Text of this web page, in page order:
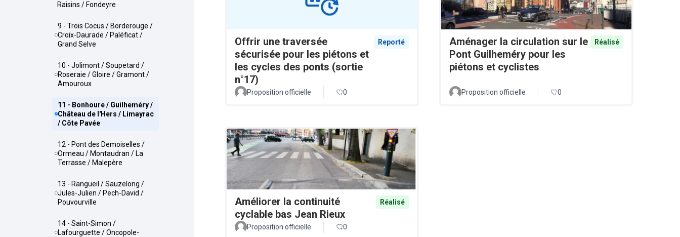
Raisins / Fondeyre
9 - Trois Cocus / Borderouge /
Croix-Daurade / Paléficat /
Grand Selve
10 - Jolimont / Soupetard /
Roseraie / Gloire / Gramont /
Amouroux
11 - Bonhoure / Guilheméry /
Château de l'Hers / Limayrac
/ Côte Pavée
12 - Pont des Demoiselles /
Ormeau / Montaudran / La
Terrasse / Malepère
13 - Rangueil / Sauzelong /
Jules-Julien / Pech-David /
Pouvourville
14 - Saint-Simon /
Lafourguette / Oncopole-
Offrir une traversée
sécurisée pour les piétons et
les cycles des ponts (sortie
n°17)
Reporté
Proposition officielle 0
Aménager la circulation sur le
Pont Guilheméry pour les
piétons et cyclistes
Réalisé
Proposition officielle 0
Améliorer la continuité
cyclable bas Jean Rieux
Réalisé
Proposition officielle 0